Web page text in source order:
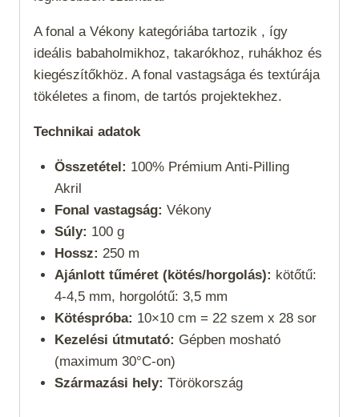
A fonal a Vékony kategóriába tartozik , így
ideális babaholmikhoz, takarókhoz, ruhákhoz és
kiegészítőkhöz. A fonal vastagsága és textúrája
tökéletes a finom, de tartós projektekhez.
Technikai adatok
Összetétel: 100% Prémium Anti-Pilling
Akril
Fonal vastagság: Vékony
Súly: 100 g
Hossz: 250 m
Ajánlott tűméret (kötés/horgolás): kötőtű:
4-4,5 mm, horgolótű: 3,5 mm
Kötéspróba: 10×10 cm = 22 szem x 28 sor
Kezelési útmutató: Gépben mosható
(maximum 30°C-on)
Származási hely: Törökország